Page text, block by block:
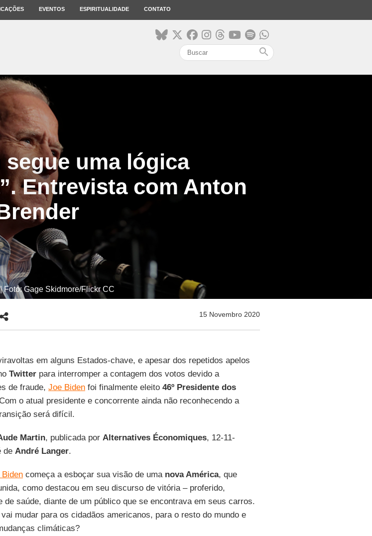
EVENTOS ESPIRITUALIDADE CONTATO
search
segue uma lógica
Entrevista com Anton
Foto: Gage Skidmore/Flickr CC
15 Novembro 2020
em alguns Estados-chave, e apesar dos repetidos apelos
Twitterpara interromper a contagem dos votos devido a
de fraude, Joe Bidenfoi finalmente eleito46º Presidente dos
o atual presidente e concorrente ainda não reconhecendo a
será difícil.
Martin, publicada por Alternatives Économiques, 12-11-
de André Langer.
começa a esboçar sua visão de uma nova América, que
como destacou em seu discurso de vitória – proferido,
de saúde, diante de um público que se encontrava em seus carros.
mudar para os cidadãos americanos, para o resto do mundo e
climáticas?